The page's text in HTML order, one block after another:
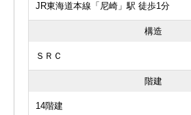
JR東海道本線「尼崎」駅 徒歩1分
構造
ＳＲＣ
階建
14階建